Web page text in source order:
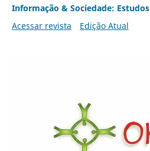
Informação & Sociedade: Estudos
Acessar revista
Edição Atual